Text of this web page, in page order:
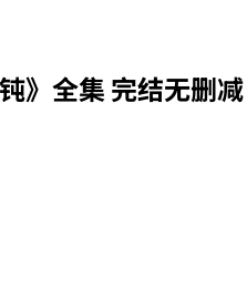
》全集 完结无删